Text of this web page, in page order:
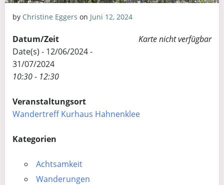
by Christine Eggers on Juni 12, 2024
Karte nicht verfügbar
Datum/Zeit
Date(s) - 12/06/2024 -
31/07/2024
10:30 - 12:30
Veranstaltungsort
Wandertreff Kurhaus Hahnenklee
Kategorien
Achtsamkeit
Wanderungen